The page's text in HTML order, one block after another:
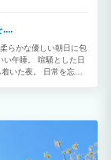
....
らかな優しい朝日に包
い午睡。 喧騒とした日
いた夜。 日常を忘れ
分、軽井沢高原教会
したお時間を過ごさ
◆ゲスト様へのお願い
す。デッキステイ不可